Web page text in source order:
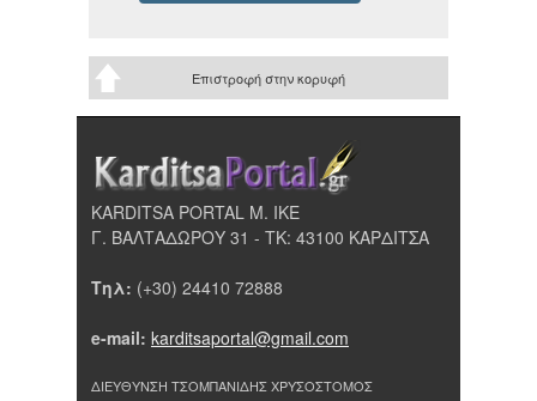
Επιστροφή στην κορυφή
KARDITSA PORTAL Μ. ΙΚΕ
Γ. ΒΑΛΤΑΔΩΡΟΥ 31 - ΤΚ: 43100 ΚΑΡΔΙΤΣΑ
Τηλ: (+30) 24410 72888
e-mail: karditsaportal@gmail.com
ΔΙΕΥΘΥΝΣΗ ΤΣΟΜΠΑΝΙΔΗΣ ΧΡΥΣΟΣΤΟΜΟΣ